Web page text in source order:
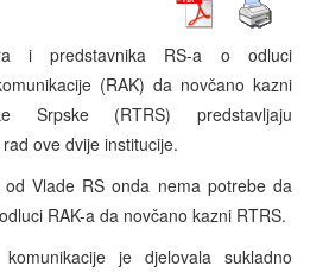
i predstavnika RS-a o odluci
(RAK) da novčano kazni
Srpske (RTRS) predstavljaju
ove dvije institucije.
Vlade RS onda nema potrebe da
RAK-a da novčano kazni RTRS.
je djelovala sukladno